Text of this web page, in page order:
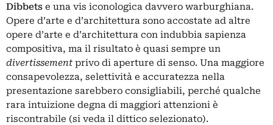
Dibbets e una vis iconologica davvero warburghiana.
Opere d’arte e d’architettura sono accostate ad altre
opere d’arte e d’architettura con indubbia sapienza
compositiva, ma il risultato è quasi sempre un
divertissement privo di aperture di senso. Una maggiore
consapevolezza, selettività e accuratezza nella
presentazione sarebbero consigliabili, perché qualche
rara intuizione degna di maggiori attenzioni è
riscontrabile (si veda il dittico selezionato).